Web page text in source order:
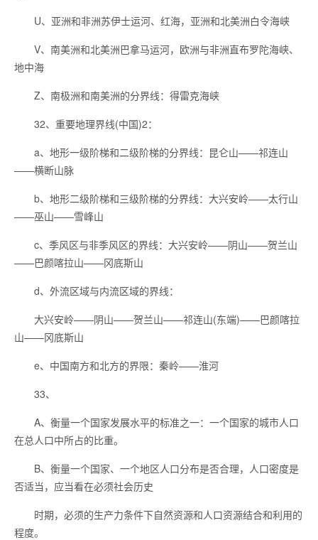
U、亚洲和非洲苏伊士运河、红海，亚洲和北美洲白令海峡
V、南美洲和北美洲巴拿马运河，欧洲与非洲直布罗陀海峡、
地中海
Z、南极洲和南美洲的分界线：得雷克海峡
32、重要地理界线(中国)2：
a、地形一级阶梯和二级阶梯的分界线：昆仑山——祁连山
——横断山脉
b、地形二级阶梯和三级阶梯的分界线：大兴安岭——太行山
——巫山——雪峰山
c、季风区与非季风区的界线：大兴安岭——阴山——贺兰山
——巴颜喀拉山——冈底斯山
d、外流区域与内流区域的界线：
大兴安岭——阴山——贺兰山——祁连山(东端)——巴颜喀拉
山——冈底斯山
e、中国南方和北方的界限：秦岭——淮河
33、
A、衡量一个国家发展水平的标准之一：一个国家的城市人口
在总人口中所占的比重。
B、衡量一个国家、一个地区人口分布是否合理，人口密度是
否适当，应当看在必须社会历史
时期，必须的生产力条件下自然资源和人口资源结合和利用的
程度。